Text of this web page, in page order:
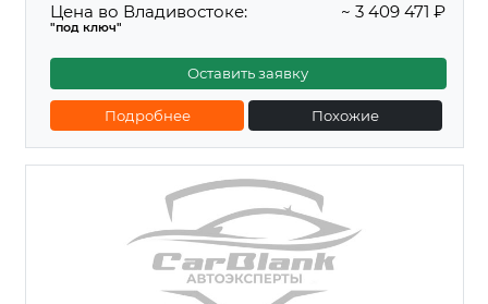
Цена во Владивостоке:
"под ключ"
~ 3 409 471 ₽
Оставить заявку
Подробнее Похожие